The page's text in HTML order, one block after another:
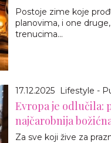
Postoje zime koje
planovima, i one
trenucima...
17.12.2025 Lifestyle -
Evropa je odlučila:
najčarobnija
Za sve koji žive za